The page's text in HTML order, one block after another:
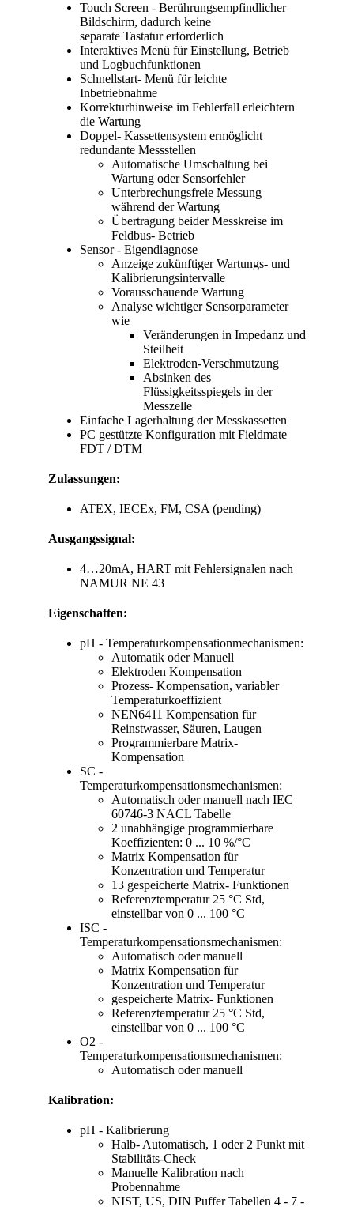
Touch Screen - Berührungsempfindlicher
Bildschirm, dadurch keine
separate Tastatur erforderlich
Interaktives Menü für Einstellung, Betrieb
und Logbuchfunktionen
Schnellstart- Menü für leichte
Inbetriebnahme
Korrekturhinweise im Fehlerfall erleichtern
die Wartung
Doppel- Kassettensystem ermöglicht
redundante Messstellen
Automatische Umschaltung bei
Wartung oder Sensorfehler
Unterbrechungsfreie Messung
während der Wartung
Übertragung beider Messkreise im
Feldbus- Betrieb
Sensor - Eigendiagnose
Anzeige zukünftiger Wartungs- und
Kalibrierungsintervalle
Vorausschauende Wartung
Analyse wichtiger Sensorparameter
wie
Veränderungen in Impedanz und
Steilheit
Elektroden-Verschmutzung
Absinken des
Flüssigkeitsspiegels in der
Messzelle
Einfache Lagerhaltung der Messkassetten
PC gestützte Konfiguration mit Fieldmate
FDT / DTM
Zulassungen:
ATEX, IECEx, FM, CSA (pending)
Ausgangssignal:
4…20mA, HART mit Fehlersignalen nach
NAMUR NE 43
Eigenschaften:
pH - Temperaturkompensationmechanismen:
Automatik oder Manuell
Elektroden Kompensation
Prozess- Kompensation, variabler
Temperaturkoeffizient
NEN6411 Kompensation für
Reinstwasser, Säuren, Laugen
Programmierbare Matrix-
Kompensation
SC -
Temperaturkompensationsmechanismen:
Automatisch oder manuell nach IEC
60746-3 NACL Tabelle
2 unabhängige programmierbare
Koeffizienten: 0 ... 10 %/°C
Matrix Kompensation für
Konzentration und Temperatur
13 gespeicherte Matrix- Funktionen
Referenztemperatur 25 °C Std,
einstellbar von 0 ... 100 °C
ISC -
Temperaturkompensationsmechanismen:
Automatisch oder manuell
Matrix Kompensation für
Konzentration und Temperatur
gespeicherte Matrix- Funktionen
Referenztemperatur 25 °C Std,
einstellbar von 0 ... 100 °C
O2 -
Temperaturkompensationsmechanismen:
Automatisch oder manuell
Kalibration:
pH - Kalibrierung
Halb- Automatisch, 1 oder 2 Punkt mit
Stabilitäts-Check
Manuelle Kalibration nach
Probennahme
NIST, US, DIN Puffer Tabellen 4 - 7 -